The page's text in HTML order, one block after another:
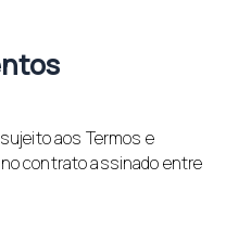
aos Termos e
contrato assinado entre